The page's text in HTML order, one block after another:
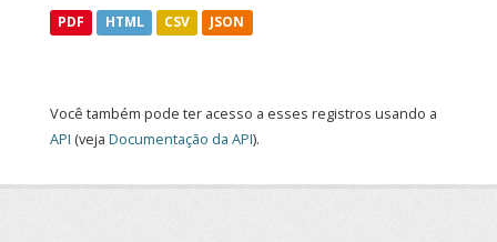
PDF HTML CSV JSON
Você também pode ter acesso a esses registros usando a
API (veja Documentação da API).